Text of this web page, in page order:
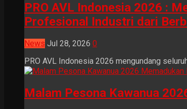
PRO AVL Indonesia 2026 :
Profesional Industri dari
News Jul 28, 2026 0
PRO AVL Indonesia 2026 mengundang
Malam Pesona Kawanua